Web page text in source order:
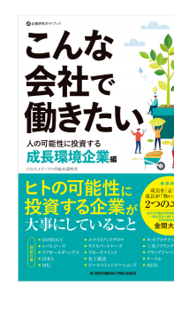
プラップグループ
アクセス
沿革
コーポレートガバナンス
プラップジャパンの書籍